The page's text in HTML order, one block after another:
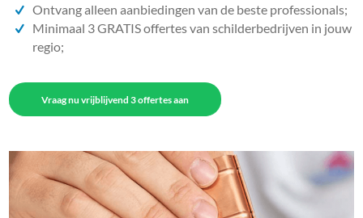
Ontvang alleen aanbiedingen van de beste professionals;
Minimaal 3 GRATIS offertes van schilderbedrijven in jouw
regio;
Vraag nu vrijblijvend 3 offertes aan